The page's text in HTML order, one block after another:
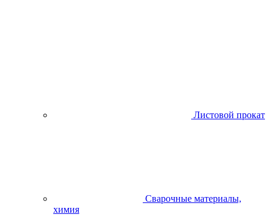
Листовой прокат
Сварочные материалы,
химия